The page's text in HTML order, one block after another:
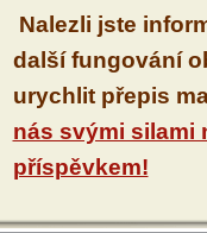
Nalezli jste
další fungování
urychlit přepis
nás svými silami
příspěvkem!